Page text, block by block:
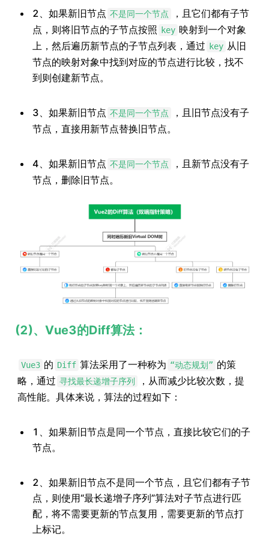
2、如果新旧节点 不是同一个节点
，且它们都有子节
点，则将旧节点的子节点按照 key 映射到一个对象
上，然后遍历新节点的子节点列表，通过 key 从旧
节点的映射对象中找到对应的节点进行比较，找不
到则创建新节点。
3、如果新旧节点 不是同一个节点
，且旧节点没有子
节点，直接用新节点替换旧节点。
4、如果新旧节点 不是同一个节点
，且新节点没有子
节点，删除旧节点。
(2)、Vue3的Diff算法：
Vue3 的 Diff 算法采用了一种称为 “动态规划” 的策
略，通过 寻找最长递增子序列
，从而减少比较次数，提
高性能。具体来说，算法的过程如下：
1、如果新旧节点是同一个节点，直接比较它们的子
节点。
2、如果新旧节点不是同一个节点，且它们都有子节
点，则使用“最长递增子序列”算法对子节点进行匹
配，将不需要更新的节点复用，需要更新的节点打
上标记。